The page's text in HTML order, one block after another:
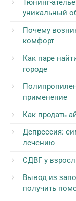
Тюнинг-
уникальный
Почему
комфорт
Как паре
городе
применение
Как продать
Депрессия:
лечению
СДВГ у
Вывод из
получить